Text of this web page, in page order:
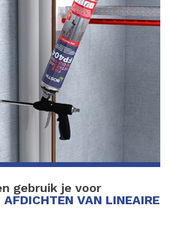
gebruik je voor
AFDICHTEN VAN LINEAIRE